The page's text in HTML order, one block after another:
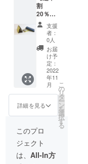
革製品を通
じて、自分
だけの特別
感を感じて
頂けるよう
に…。 思い
出に残る、
ゼントに、
れば嬉しい
です！
のとこ
ろ、支
援者様
限定
20%OF
Fの
\6.560-
（消費
税込）
にて承
りま
す。 ■
プロ
より、
１か月
～１か
月半(お
届け予
割
20％OF
F：先着
20名様
限定】
フル
オー
ダー長
財布1点
CAMPF
IRE限定
フル
オー
ダー仕
様販売
価格￥
\13.100-
（消費
税込）
のとこ
支援
者：
0人
お届
け予
定：
2022
年11
月
詳細を見る
こ
の
リ
タ
ー
ン
を
選
択
す
る
このプロ
ジェクト
は、 All-In方